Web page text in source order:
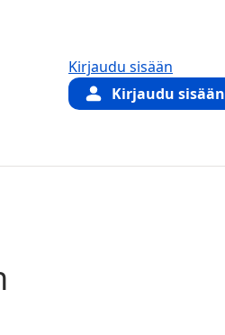
Kirjaudu sisään
Kirjaudu sisään